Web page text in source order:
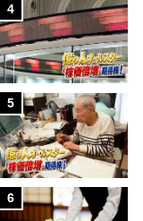
4
5
6